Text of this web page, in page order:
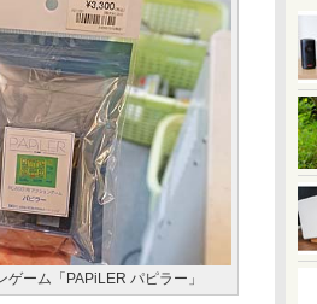
ーム「PAPiLER パピラー」